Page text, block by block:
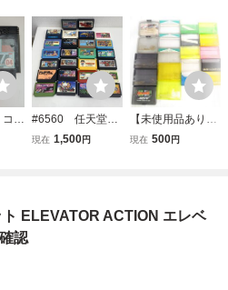
コ
ー
#6560 任天堂
ファミリーコンピ
未確認
現在 1,500円
【未使用品あり】
スーパーファミ
現在 500円
ELEVATOR ACTION エレベ
認